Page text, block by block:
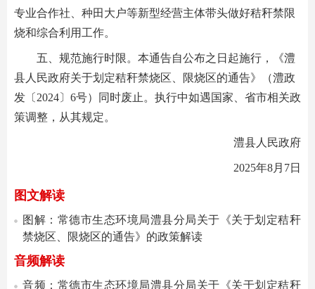
专业合作社、种田大户等新型经营主体带头做好秸秆禁限
烧和综合利用工作。
五、规范施行时限。本通告自公布之日起施行，《澧
县人民政府关于划定秸秆禁烧区、限烧区的通告》（澧政
发〔2024〕6号）同时废止。执行中如遇国家、省市相关政
策调整，从其规定。
澧县人民政府
2025年8月7日
图文解读
图解：常德市生态环境局澧县分局关于《关于划定秸秆
禁烧区、限烧区的通告》的政策解读
音频解读
音频：常德市生态环境局澧县分局关于《关于划定秸秆